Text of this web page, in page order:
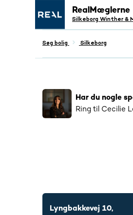
RealMæglerne
Silkeborg Winther &
Søg bolig Silkeborg
Populær 4116
Har du nogle
Ring til Cecilie
Lyngbakkevej 10,